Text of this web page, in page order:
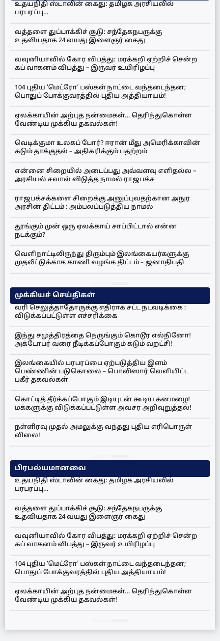
உதயநிதி ஸ்டாலின் கைது: தமிழக அரசியலில்
பரபரப்பு…
வத்தளை துப்பாக்கிச் சூடு: சந்தேகநபருக்கு
உதவியதாக 24 வயது இளைஞர் கைது
வவுனியாவில் கோர விபத்து: மரக்கறி ஏற்றிச் சென்ற
கப் வாகனம் விபத்து – இருவர் உயிரிழப்பு
104 புதிய ‘மெட்ரோ’ பஸ்கள் நாட்டை வந்தடைந்தன;
பொதுப் போக்குவரத்தில் புதிய அத்தியாயம்!
ஏலக்காயின் அற்புத நன்மைகள்… தெரிந்துகொள்ள
வேண்டிய முக்கிய தகவல்கள்!
வெடிக்குமா உலகப் போர்? ஈரான் மீது அமெரிக்காவின்
கடும் தாக்குதல் – அதிகரிக்கும் பதற்றம்
என்னை சிறையில் அடைப்பது அவ்வளவு எளிதல்ல –
அரசியல் சவால் விடுத்த நாமல் ராஜபக்ச
ராஜபக்சக்களை சிறைக்கு அனுப்புவதற்கான அநுர
அரசின் திட்டம் : அம்பலப்படுத்திய நாமல்
தூங்கும் முன் ஒரு ஏலக்காய் சாப்பிட்டால் என்ன
நடக்கும்?
வெளிநாட்டிலிருந்து திரும்பும் இலங்கையர்களுக்கு
முதலீட்டுக்காக காணி வழங்க திட்டம் – ஜனாதிபதி
முக்கியச் செய்திகள்
வரி செலுத்தாதோருக்கு எதிராக சட்ட நடவடிக்கை :
விடுக்கப்பட்டுள்ள எச்சரிக்கை
இந்து சமுத்திரத்தை நெருங்கும் கொடூர எல்நினோ!
அக்டோபர் வரை நீடிக்கப்போகும் கடும் வறட்சி!
இலங்கையில் பரபரப்பை ஏற்படுத்திய இளம்
பெண்ணின் படுகொலை – பொலிஸார் வெளியிட்ட
பகீர் தகவல்கள்
கொட்டித் தீர்க்கப்போகும் இடியுடன் கூடிய கனமழை!
மக்களுக்கு விடுக்கப்பட்டுள்ள அவசர அறிவுறுத்தல்!
நள்ளிரவு முதல் அமலுக்கு வந்தது புதிய எரிபொருள்
விலை!
பிரபல்யமானவை
உதயநிதி ஸ்டாலின் கைது: தமிழக அரசியலில்
பரபரப்பு…
வத்தளை துப்பாக்கிச் சூடு: சந்தேகநபருக்கு
உதவியதாக 24 வயது இளைஞர் கைது
வவுனியாவில் கோர விபத்து: மரக்கறி ஏற்றிச் சென்ற
கப் வாகனம் விபத்து – இருவர் உயிரிழப்பு
104 புதிய ‘மெட்ரோ’ பஸ்கள் நாட்டை வந்தடைந்தன;
பொதுப் போக்குவரத்தில் புதிய அத்தியாயம்!
ஏலக்காயின் அற்புத நன்மைகள்… தெரிந்துகொள்ள
வேண்டிய முக்கிய தகவல்கள்!